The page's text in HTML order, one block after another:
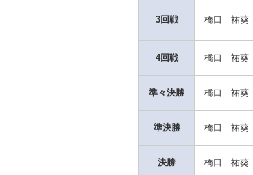
3回戦 橋口 祐葵
4回戦 橋口 祐葵
準々決勝 橋口 祐葵
準決勝 橋口 祐葵
決勝 橋口 祐葵